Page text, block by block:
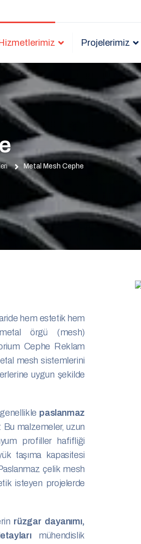
Hizmetlerimiz Projelerimiz
Metal Mesh Cephe
hem estetik hem
örgü (mesh)
Cephe Reklam
mesh sistemlerini
uygun şekilde
paslanmaz
Bu malzemeler, uzun
profiller hafifliği
taşıma kapasitesi
çelik mesh
isteyen projelerde
rüzgar dayanımı,
mühendislik